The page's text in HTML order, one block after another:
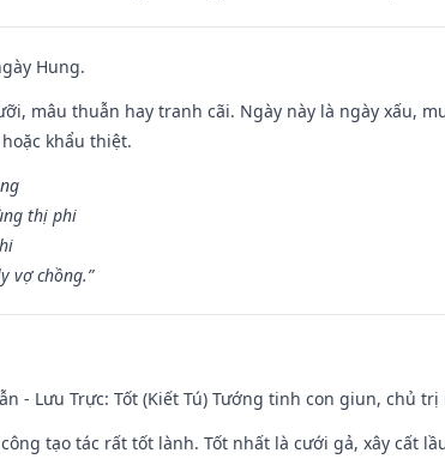
Hung.
mâu thuẫn hay tranh cãi. Ngày này là ngày xấu,
khẩu thiệt.
thị phi
vợ chồng.”
- Lưu Trực: Tốt (Kiết Tú) Tướng tinh con giun, chủ
tạo tác rất tốt lành. Tốt nhất là cưới gả, xây cất